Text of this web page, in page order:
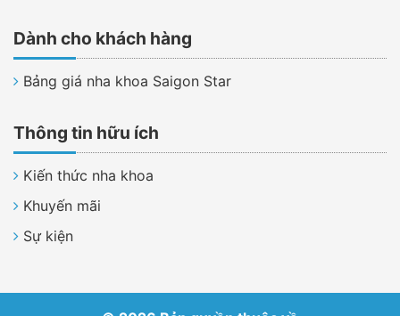
Dành cho khách hàng
Bảng giá nha khoa Saigon Star
Thông tin hữu ích
Kiến thức nha khoa
Khuyến mãi
Sự kiện